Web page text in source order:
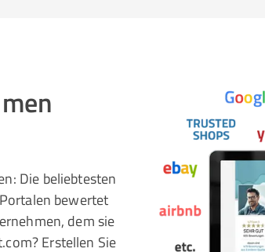
Die beliebtesten
bewertet
dem sie
Erstellen Sie